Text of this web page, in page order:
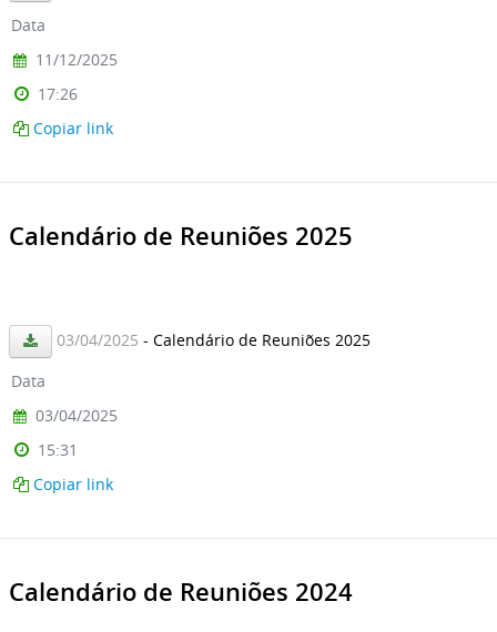
Data
11/12/2025
17:26
Copiar link
Calendário de Reuniões 2025
03/04/2025 - Calendário de Reuniões 2025
Data
03/04/2025
15:31
Copiar link
Calendário de Reuniões 2024